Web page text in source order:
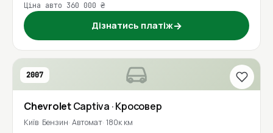
Ціна авто 360 000 ₴
Дізнатись платіж→
2007
ChevroletCaptiva · Кросовер
Київ Бензин Автомат 180к км